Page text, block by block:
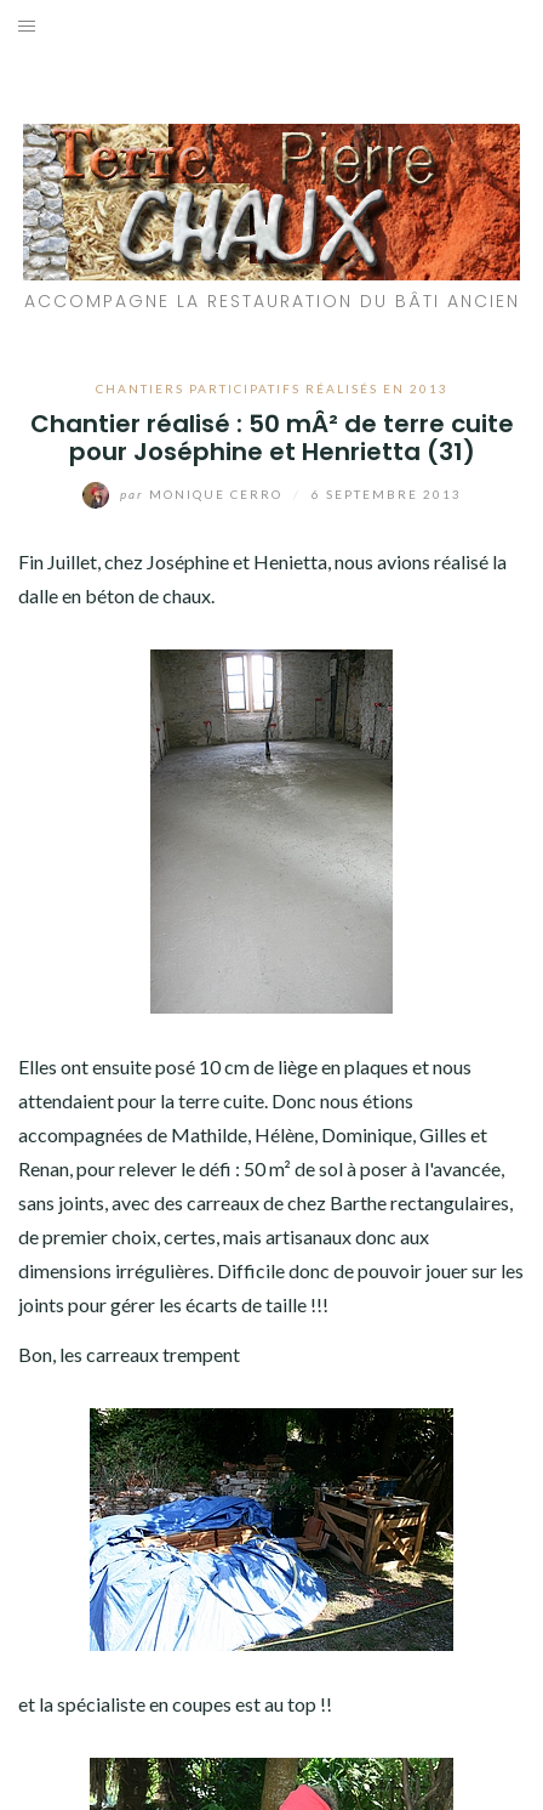
Aller
ACCOMPAGNE LA RESTAURATION DU BÂTI ANCIEN
CHANTIERS PARTICIPATIFS RÉALISÉS EN 2013
Chantier réalisé : 50 mÂ² de terre cuite
pour Joséphine et Henrietta (31)
par MONIQUE CERRO 6 SEPTEMBRE 2013
Fin Juillet, chez Joséphine et Henietta, nous avions réalisé la
dalle en béton de chaux.
Elles ont ensuite posé 10 cm de liège en plaques et nous
attendaient pour la terre cuite. Donc nous étions
accompagnées de Mathilde, Hélène, Dominique, Gilles et
Renan, pour relever le défi : 50 m² de sol à poser à l'avancée,
sans joints, avec des carreaux de chez Barthe rectangulaires,
de premier choix, certes, mais artisanaux donc aux
dimensions irrégulières. Difficile donc de pouvoir jouer sur les
joints pour gérer les écarts de taille !!!
Bon, les carreaux trempent
et la spécialiste en coupes est au top !!
PARTICIPATIFS
CHANTIERS RÉALISÉS
QUE PROPOSONS-NOUS ?